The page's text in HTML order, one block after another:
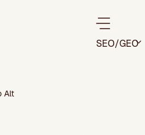
SEO/GEO
Alt